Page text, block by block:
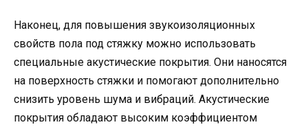
Наконец, для повышения звукоизоляционных
свойств пола под стяжку можно использовать
специальные акустические покрытия. Они наносятся
на поверхность стяжки и помогают дополнительно
снизить уровень шума и вибраций. Акустические
покрытия обладают высоким коэффициентом